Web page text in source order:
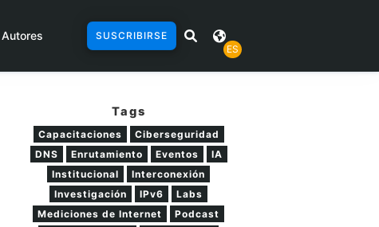
| Autores
SUSCRIBIRSE
ES
Tags
Capacitaciones
Ciberseguridad
DNS
Enrutamiento Eventos
IA
Institucional
Interconexión
Investigación
IPv6
Labs
Mediciones de Internet
Podcast